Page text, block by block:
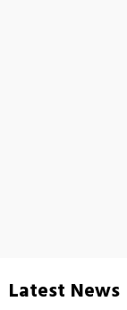
Latest News